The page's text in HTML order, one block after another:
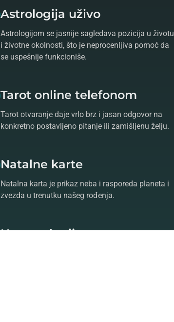
Astrologija uživo
Astrologijom se jasnije sagledava pozicija u životu
i životne okolnosti, što je neprocenljiva pomoć da
se uspešnije funkcioniše.
Tarot online telefonom
Tarot otvaranje daje vrlo brz i jasan odgovor na
konkretno postavljeno pitanje ili zamišljenu želju.
Natalne karte
Natalna karta je prikaz neba i rasporeda planeta i
zvezda u trenutku našeg rođenja.
Numerologija